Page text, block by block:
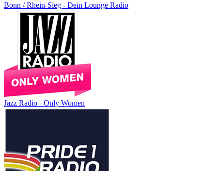
Bonn / Rhein-Sieg - Dein Lounge Radio
Jazz Radio - Only Women